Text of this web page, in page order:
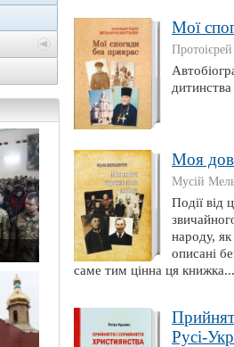
Мої
Моя
Мусій
Події від
народу,
описані
саме тим цінна ця книжка...
Русі-